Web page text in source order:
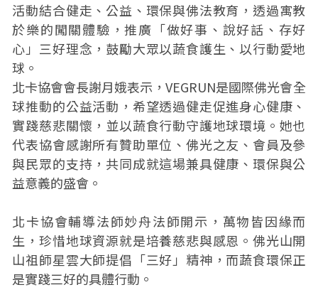
活動結合健走、公益、環保與佛法教育，透過寓教
於樂的闖關體驗，推廣「做好事、說好話、存好
心」三好理念，鼓勵大眾以蔬食護生、以行動愛地
球。
北卡協會會長謝月娥表示，VEGRUN是國際佛光會全
球推動的公益活動，希望透過健走促進身心健康、
實踐慈悲關懷，並以蔬食行動守護地球環境。她也
代表協會感謝所有贊助單位、佛光之友、會員及參
與民眾的支持，共同成就這場兼具健康、環保與公
益意義的盛會。
北卡協會輔導法師妙舟法師開示，萬物皆因緣而
生，珍惜地球資源就是培養慈悲與感恩。佛光山開
山祖師星雲大師提倡「三好」精神，而蔬食環保正
是實踐三好的具體行動。